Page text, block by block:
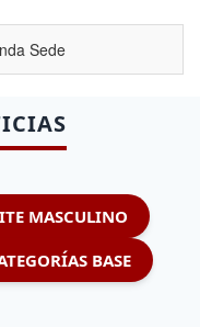
Sede
MASCULINO
BASE